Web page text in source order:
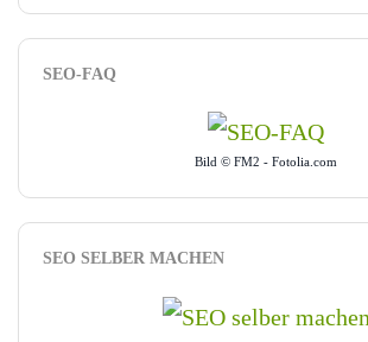
SEO-FAQ
Bild © FM2 - Fotolia.com
SEO SELBER MACHEN